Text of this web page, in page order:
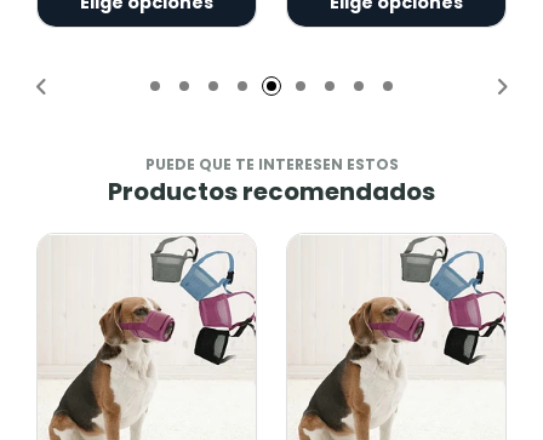
PUEDE QUE TE INTERESEN ESTOS
Productos recomendados